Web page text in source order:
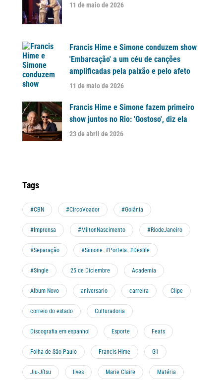
11 de maio de 2026
Francis Hime e Simone conduzem show
'Embarcação' a um céu de canções
amplificadas pela paixão e pelo afeto
11 de maio de 2026
Francis Hime e Simone fazem primeiro
show juntos no Rio: 'Gostoso', diz ela
23 de abril de 2026
Tags
#CBN #CircoVoador #Goiânia
#Imprensa #MiltonNascimento #RiodeJaneiro
#Separação #Simone. #Portela. #Desfile
#Single 25 de Diciembre Academia
Album Novo aniversario carreira Clipe
correio do estado Culturadoria
Discografia em espanhol Esporte Feats
Folha de São Paulo Francis Hime G1
Jiu-Jítsu lives Marie Claire Matéria